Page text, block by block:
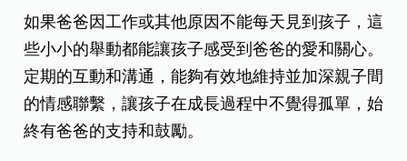
如果爸爸因工作或其他原因不能每天見到孩子，這
些小小的舉動都能讓孩子感受到爸爸的愛和關心。
定期的互動和溝通，能夠有效地維持並加深親子間
的情感聯繫，讓孩子在成長過程中不覺得孤單，始
終有爸爸的支持和鼓勵。